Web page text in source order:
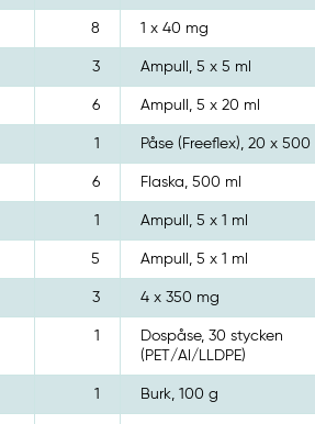
8 1 x 40 mg
3 Ampull, 5 x 5 ml
6 Ampull, 5 x 20 ml
1 Påse (Freeflex), 20 x 500
6 Flaska, 500 ml
1 Ampull, 5 x 1 ml
5 Ampull, 5 x 1 ml
3 4 x 350 mg
1
Dospåse, 30 stycken
(PET/Al/LLDPE)
1 Burk, 100 g